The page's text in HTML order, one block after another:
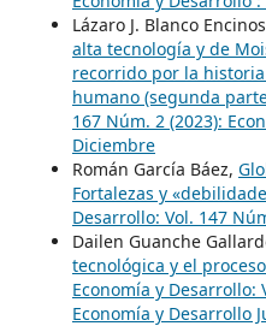
Lázaro J. Blanco
alta tecnología y de
recorrido por la
humano (segunda
167 Núm. 2 (2023):
Diciembre
Román García Báez,
Fortalezas y
Desarrollo: Vol. 147
Dailen Guanche
tecnológica y el
Economía y Desarrollo:
Economía y Desarrollo